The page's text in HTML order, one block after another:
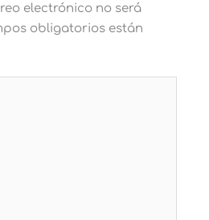
electrónico no será
obligatorios están